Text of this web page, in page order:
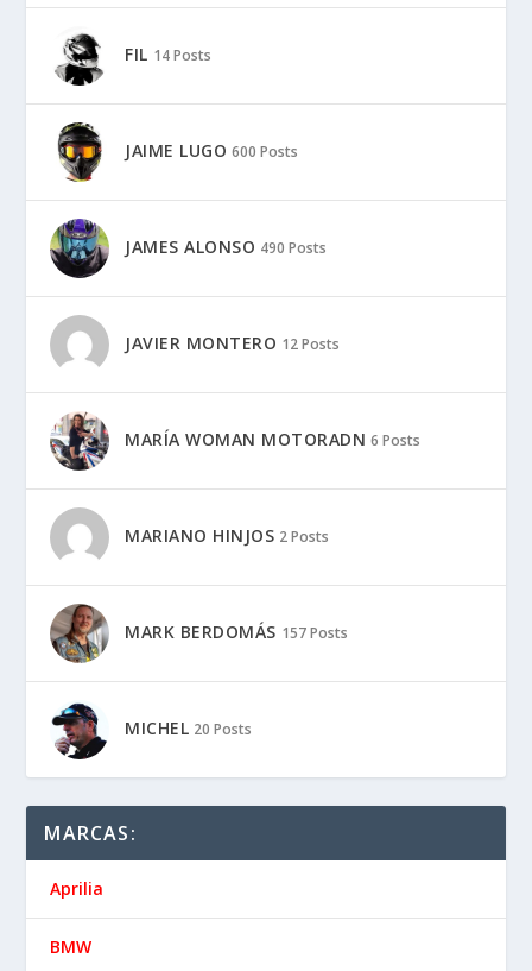
FIL 14 Posts
JAIME LUGO 600 Posts
JAMES ALONSO 490 Posts
JAVIER MONTERO 12 Posts
MARÍA WOMAN MOTORADN 6 Posts
MARIANO HINJOS 2 Posts
MARK BERDOMÁS 157 Posts
MICHEL 20 Posts
MARCAS:
Aprilia
BMW